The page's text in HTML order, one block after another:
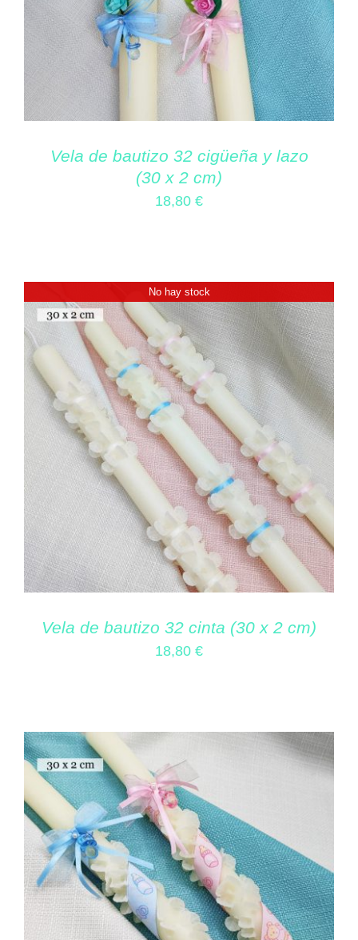
Vela de bautizo 32 cigüeña y lazo
(30 x 2 cm)
18,80 €
No hay stock
Vela de bautizo 32 cinta (30 x 2 cm)
18,80 €